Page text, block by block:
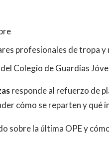
profesionales de tropa y
Colegio de Guardias
responde al refuerzo de
cómo se reparten y qué
sobre la última OPE y